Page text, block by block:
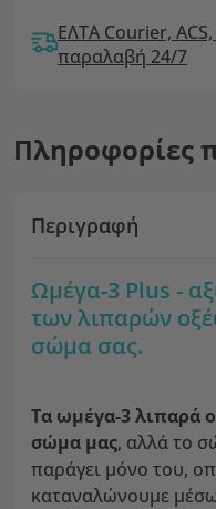
ΕΛΤΑ Courier,
παραλαβή 24/7
Πληροφορίες
Περιγραφή
Ωμέγα-3 Plus -
των λιπαρών
σώμα σας.
Τα ωμέγα-3λιπαρά
σώμα μας, αλλά το
παράγει μόνο του,
καταναλώνουμε